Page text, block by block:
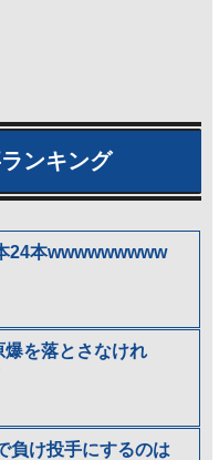
ンキング
24本wwwwwwwww
爆を落とさなけれ
負け投手にするのは